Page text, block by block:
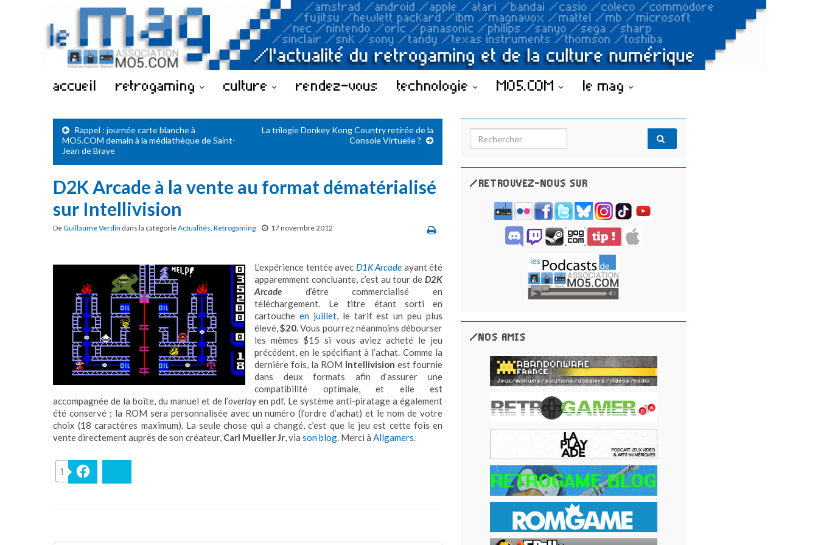
accueil retrogaming culture rendez-vous technologie MO5.COM le mag
Rappel : journée carte blanche à
MO5.COM demain à la médiathèque de Saint-
Jean de Braye
La trilogie Donkey Kong Country retirée de la
Console Virtuelle ?
D2K Arcade à la vente au format dématérialisé
sur Intellivision
DeGuillaume Verdin dans la catégorieActualités, Retrogaming 17 novembre 2012
L’expérience tentée avec D1K Arcade ayant été
apparemment concluante, c’est au tour de D2K
Arcade d’être commercialisé en
téléchargement. Le titre étant sorti en
cartouche en juillet, le tarif est un peu plus
élevé,$20. Vous pourrez néanmoins débourser
les mêmes $15 si vous aviez acheté le jeu
précédent, en le spécifiant à l’achat. Comme la
dernière fois, la ROM Intellivision est fournie
dans deux formats afin d’assurer une
compatibilité optimale, et elle est
accompagnée de la boîte, du manuel et de l’overlayen pdf. Le système anti-piratage a également
été conservé ; la ROM sera personnalisée avec un numéro (l’ordre d’achat) et le nom de votre
choix (18 caractères maximum). La seule chose qui a changé, c’est que le jeu est cette fois en
vente directement auprès de son créateur, Carl Mueller Jr, via son blog. Merci à Allgamers.
1
Search for:
/RETROUVEZ-NOUS SUR
/NOS AMIS